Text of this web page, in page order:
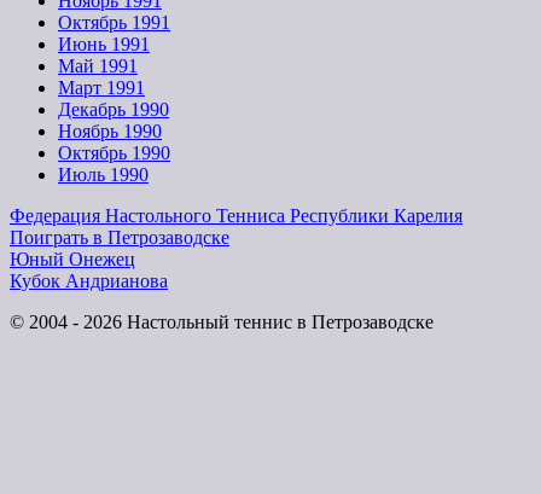
Октябрь 1991
Июнь 1991
Май 1991
Март 1991
Декабрь 1990
Ноябрь 1990
Октябрь 1990
Июль 1990
Федерация Настольного Тенниса Республики Карелия
Поиграть в Петрозаводске
Юный Онежец
Кубок Андрианова
© 2004 - 2026 Настольный теннис в Петрозаводске